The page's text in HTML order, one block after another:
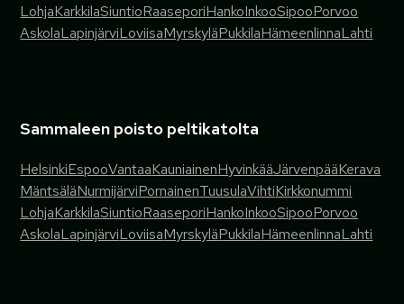
LohjaKarkkilaSiuntioRaaseporiHankoInkooSipooPorvoo
AskolaLapinjärviLoviisaMyrskyläPukkilaHämeenlinnaLahti
Sammaleen poisto peltikatolta
HelsinkiEspooVantaaKauniainenHyvinkääJärvenpääKerava
MäntsäläNurmijärviPornainenTuusulaVihtiKirkkonummi
LohjaKarkkilaSiuntioRaaseporiHankoInkooSipooPorvoo
AskolaLapinjärviLoviisaMyrskyläPukkilaHämeenlinnaLahti